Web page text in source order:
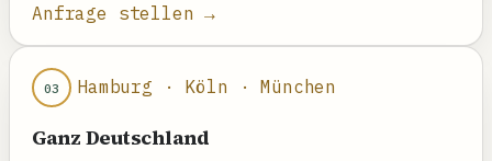
Anfrage stellen →
03 Hamburg · Köln · München
Ganz Deutschland